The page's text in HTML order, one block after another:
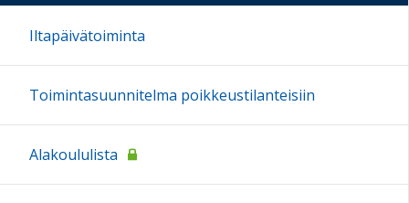
Iltapäivätoiminta
Toimintasuunnitelma poikkeustilanteisiin
Alakoululista